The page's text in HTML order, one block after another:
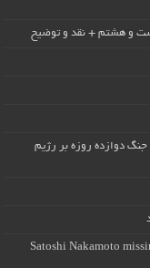
و هشتم + نقد و توضیح
دوازده روزه بر رژیم
Satoshi Nakamoto